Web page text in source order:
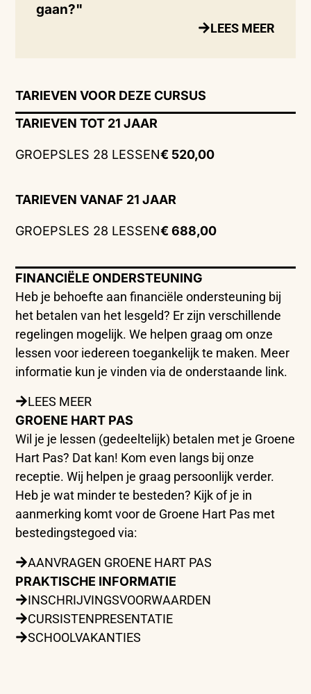
gaan?"
LEES MEER
TARIEVEN VOOR DEZE CURSUS
TARIEVEN TOT 21 JAAR
GROEPSLES 28 LESSEN€ 520,00
TARIEVEN VANAF 21 JAAR
GROEPSLES 28 LESSEN€ 688,00
FINANCIËLE ONDERSTEUNING
Heb je behoefte aan financiële ondersteuning bij
het betalen van het lesgeld? Er zijn verschillende
regelingen mogelijk. We helpen graag om onze
lessen voor iedereen toegankelijk te maken. Meer
informatie kun je vinden via de onderstaande link.
LEES MEER
GROENE HART PAS
Wil je je lessen (gedeeltelijk) betalen met je Groene
Hart Pas? Dat kan! Kom even langs bij onze
receptie. Wij helpen je graag persoonlijk verder.
Heb je wat minder te besteden? Kijk of je in
aanmerking komt voor de Groene Hart Pas met
bestedingstegoed via:
AANVRAGEN GROENE HART PAS
PRAKTISCHE INFORMATIE
INSCHRIJVINGSVOORWAARDEN
CURSISTENPRESENTATIE
SCHOOLVAKANTIES